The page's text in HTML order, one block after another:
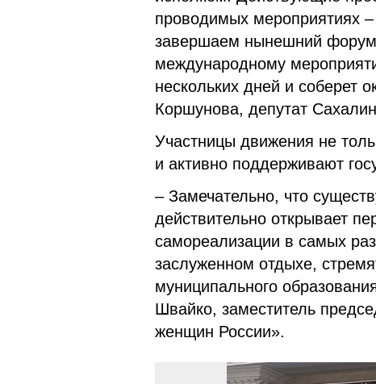
проводимых мероприятиях
завершаем нынешний форум
международному
нескольких дней и соберет
Коршунова, депутат
Участницы движения не
и активно поддерживают
– Замечательно, что
действительно открывает
самореализации в самых
заслуженном отдыхе,
муниципального
Швайко, заместитель
женщин России».